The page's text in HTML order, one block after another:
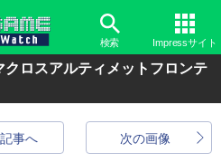
検索 Impressサイト
ロスアルティメットフロンテ
次の画像
記事へ